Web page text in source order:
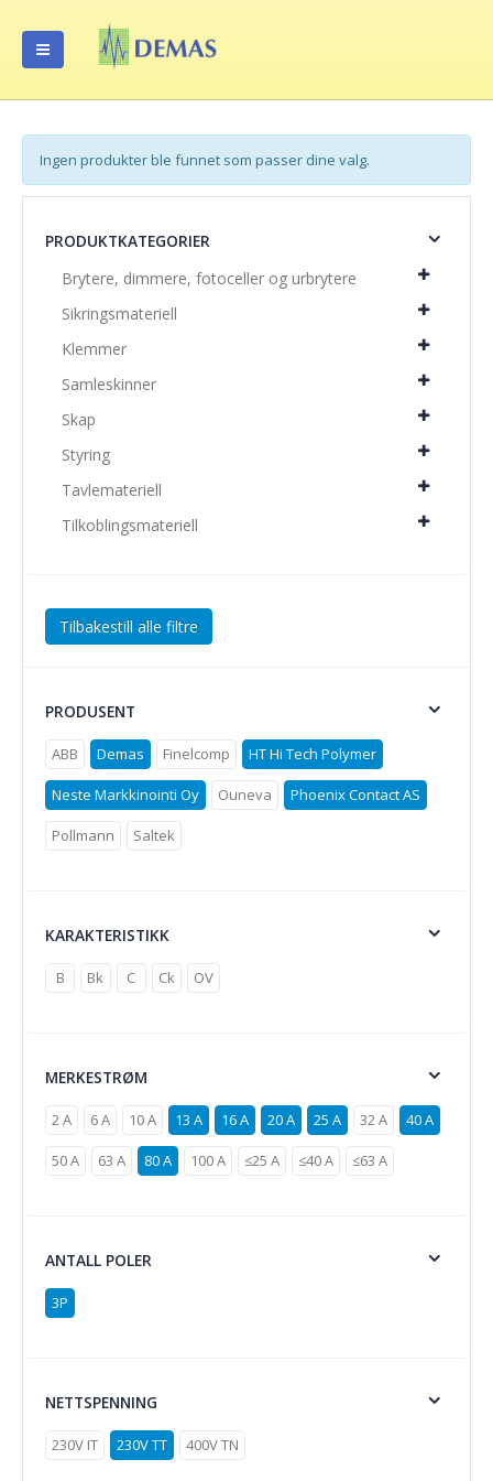
Ingen produkter ble funnet som passer dine valg.
PRODUKTKATEGORIER
Brytere, dimmere, fotoceller og urbrytere
Sikringsmateriell
Klemmer
Samleskinner
Skap
Styring
Tavlemateriell
Tilkoblingsmateriell
Tilbakestill alle filtre
PRODUSENT
ABB Demas Finelcomp HT Hi Tech Polymer
Neste Markkinointi Oy Ouneva Phoenix Contact AS
Pollmann Saltek
KARAKTERISTIKK
B Bk C Ck OV
MERKESTRØM
2 A 6 A 10 A 13 A 16 A 20 A 25 A 32 A 40 A
50 A 63 A 80 A 100 A ≤25 A ≤40 A ≤63 A
ANTALL POLER
3P
NETTSPENNING
230V IT 230V TT 400V TN